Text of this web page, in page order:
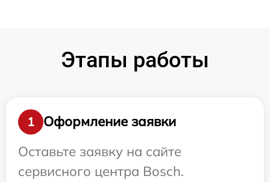
Этапы работы
1
Оформление заявки
Оставьте заявку на сайте
сервисного центра Bosch.